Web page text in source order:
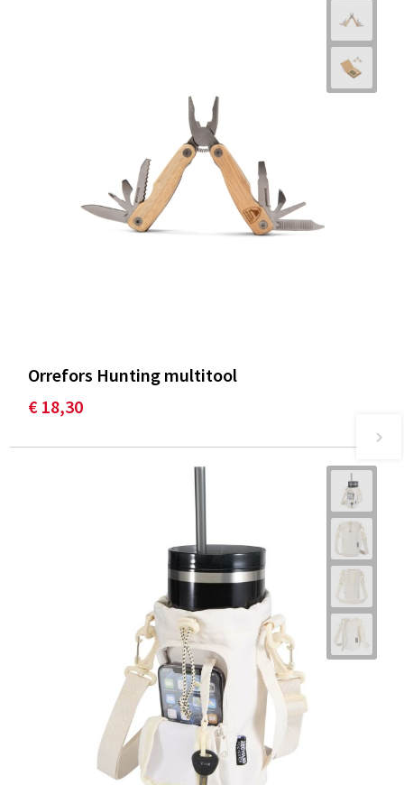
Orrefors Hunting multitool
€ 18,30